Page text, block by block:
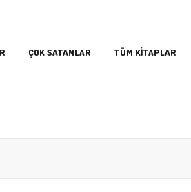
ÇOK SATANLAR TÜM KİTAPLAR